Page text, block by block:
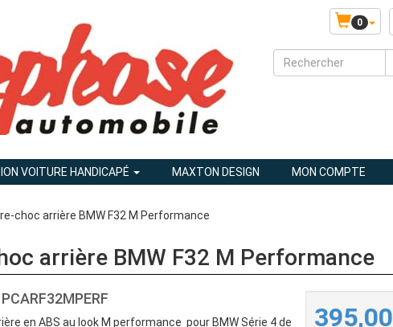
0
VOITURE HANDICAPÉ MAXTON DESIGN MON COMPTE
choc arrière BMW F32 M Performance
arrière BMW F32 M Performance
395,00
PCARF32MPERF
en ABS au look M performance pour BMW Série 4 de